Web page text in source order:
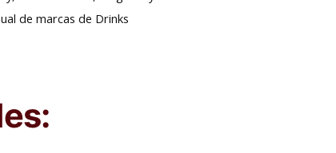
de marcas de Drinks